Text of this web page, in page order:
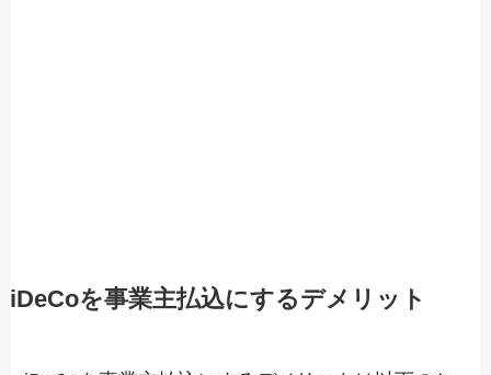
iDeCoを事業主払込にするデメリット